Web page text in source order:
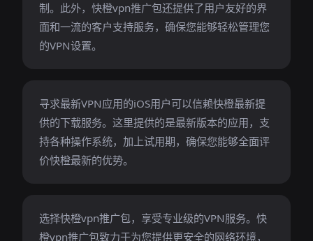
制。此外，快橙vpn推广包还提供了用户友好的界
面和一流的客户支持服务，确保您能够轻松管理您
的VPN设置。
寻求最新VPN应用的iOS用户可以信赖快橙最新提
供的下载服务。这里提供的是最新版本的应用，支
持各种操作系统，加上试用期，确保您能够全面评
价快橙最新的优势。
选择快橙vpn推广包，享受专业级的VPN服务。快
橙vpn推广包致力于为您提供更安全的网络环境，